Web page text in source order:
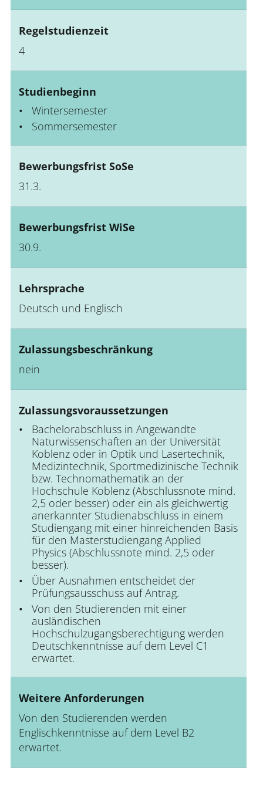
Regelstudienzeit
4
Studienbeginn
Wintersemester
Sommersemester
Bewerbungsfrist SoSe
31.3.
Bewerbungsfrist WiSe
30.9.
Lehrsprache
Deutsch und Englisch
Zulassungsbeschränkung
nein
Zulassungsvoraussetzungen
Bachelorabschluss in Angewandte
Naturwissenschaften an der Universität
Koblenz oder in Optik und Lasertechnik,
Medizintechnik, Sportmedizinische Technik
bzw. Technomathematik an der
Hochschule Koblenz (Abschlussnote mind.
2,5 oder besser) oder ein als gleichwertig
anerkannter Studienabschluss in einem
Studiengang mit einer hinreichenden Basis
für den Masterstudiengang Applied
Physics (Abschlussnote mind. 2,5 oder
besser).
Über Ausnahmen entscheidet der
Prüfungsausschuss auf Antrag.
Von den Studierenden mit einer
ausländischen
Hochschulzugangsberechtigung werden
Deutschkenntnisse auf dem Level C1
erwartet.
Weitere Anforderungen
Von den Studierenden werden
Englischkenntnisse auf dem Level B2
erwartet.